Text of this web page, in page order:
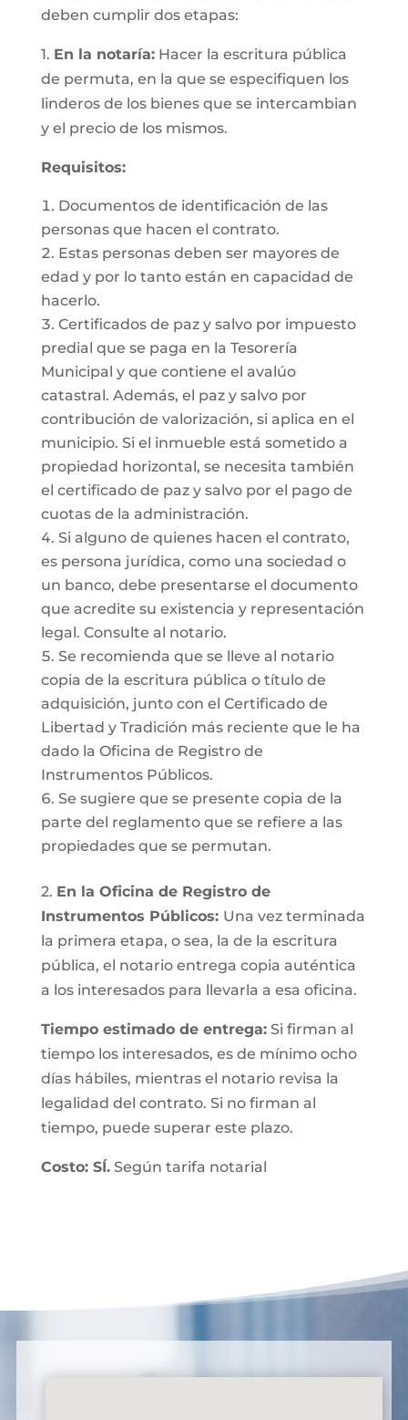
deben cumplir dos etapas:
1. En la notaría:Hacer la escritura pública
de permuta, en la que se especifiquen los
linderos de los bienes que se intercambian
y el precio de los mismos.
Requisitos:
Documentos de identificación de las
personas que hacen el contrato.
Estas personas deben ser mayores de
edad y por lo tanto están en capacidad de
hacerlo.
Certificados de paz y salvo por impuesto
predial que se paga en la Tesorería
Municipal y que contiene el avalúo
catastral. Además, el paz y salvo por
contribución de valorización, si aplica en el
municipio. Si el inmueble está sometido a
propiedad horizontal, se necesita también
el certificado de paz y salvo por el pago de
cuotas de la administración.
Si alguno de quienes hacen el contrato,
es persona jurídica, como una sociedad o
un banco, debe presentarse el documento
que acredite su existencia y representación
legal. Consulte al notario.
Se recomienda que se lleve al notario
copia de la escritura pública o título de
adquisición, junto con el Certificado de
Libertad y Tradición más reciente que le ha
dado la Oficina de Registro de
Instrumentos Públicos.
Se sugiere que se presente copia de la
parte del reglamento que se refiere a las
propiedades que se permutan.
2. En la Oficina de Registro de
Instrumentos Públicos: Una vez terminada
la primera etapa, o sea, la de la escritura
pública, el notario entrega copia auténtica
a los interesados para llevarla a esa oficina.
Tiempo estimado de entrega:Si firman al
tiempo los interesados, es de mínimo ocho
días hábiles, mientras el notario revisa la
legalidad del contrato. Si no firman al
tiempo, puede superar este plazo.
Costo: SÍ.Según tarifa notarial